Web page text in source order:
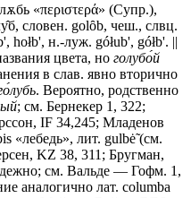
«περιστερά» (Супр.),
словен. golȏb, чеш., слвц.
hołb', н.-луж. gółub', gółb'. ||
цвета, но голубо́й
в слав. явно вторично
. Вероятно, родственно
; см. Бернекер 1, 322;
IF 34,245; Младенов
«лебедь», лит. gulbė̃ (см.
KZ 38, 311; Бругман,
см. Вальде — Гофм. 1,
аналогично лат. columba